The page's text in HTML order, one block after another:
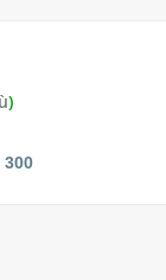
)